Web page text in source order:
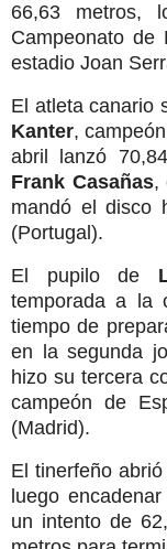
66,63 metros,
Campeonato de
estadio Joan
El atleta canario
Kanter,
abril lanzó
Frank Casañas,
mandó el disco
(Portugal).
El pupilo de
temporada a la
tiempo de
en la segunda
hizo su tercera
campeón de
(Madrid).
El tinerfeño
luego
un intento de